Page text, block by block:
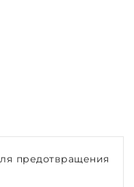
предотвращения